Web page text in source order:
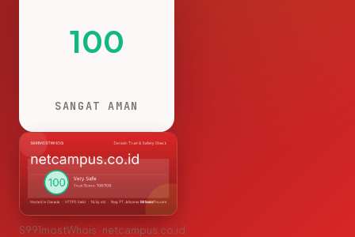
100
SANGAT AMAN
S991mostWhois · netcampus.co.id